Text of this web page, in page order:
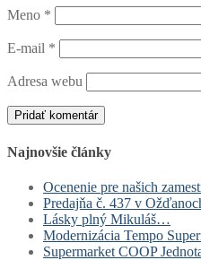
Meno *
E-mail *
Adresa webu
Najnovšie články
Ocenenie pre našich
Predajňa č. 437 v
Lásky plný Mikuláš…
Modernizácia Tempo
Supermarket COOP